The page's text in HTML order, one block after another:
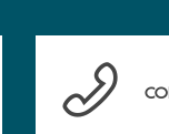
Rurale.
Hai